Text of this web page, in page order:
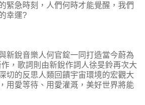
急時刻，人們何時才能覺醒，我們
幸運?
銳音樂人何官錠一同打造當今蔚為
，歌詞則由新銳作詞人徐旻鈴再次大
切的反思人類回饋宇宙環境的宏觀大
用愛等待、用愛灌溉，美好世界將能